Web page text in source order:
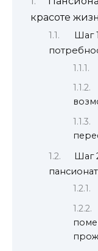
красоте
Шаг
Шаг